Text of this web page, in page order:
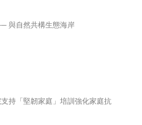
持「堅韌家庭」培訓強化家庭抗
與自然共構生態海岸